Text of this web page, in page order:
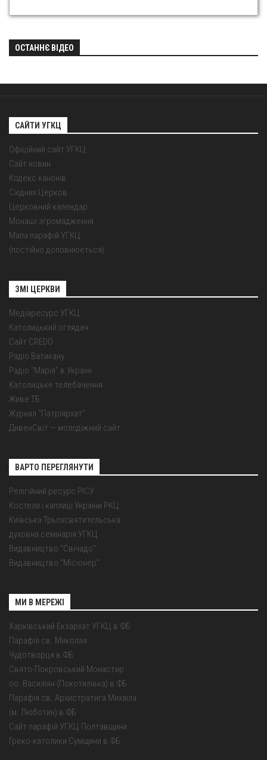
ОСТАННЄ ВІДЕО
САЙТИ УГКЦ
Офіційний сайт УГКЦ
Сайт новин
Кодекс канонів
Східних Церков
Церковний календар
Монаші згромадження
Мапа парафій УГКЦ
(постійно доповнюється)
ЗМІ ЦЕРКВИ
Медіаресурс УГКЦ
Католицький оглядач
Сайт CREDO
Радіо Ватикану
Радіо "Марія" в Україні
Католицьке телебачення
Живе ТБ
Журнал "Патріярхат"
ДивенСвіт — молодіжний сайт
ВАРТО ПЕРЕГЛЯНУТИ
Релігійний ресурс РІСУ
Костели і каплиці України РКЦ
Київська Трьохсвятительська
духовна семінарія УГКЦ
Видавництво "Свічадо"
Видавництво "Місіонер"
МИ В МЕРЕЖІ
Харківський Екзархат УГКЦ в ФБ
Парафія св. Миколая
Чудотворця в ФБ
Свято-Покровський Монастир
оо. Василіян (Покотилівка) в ФБ
Парафія св. Архистратига Михаїла
(м. Люботин) в ФБ
Сайт парафій УГКЦ Полтавщини
Греко-католики Сумщини в ФБ